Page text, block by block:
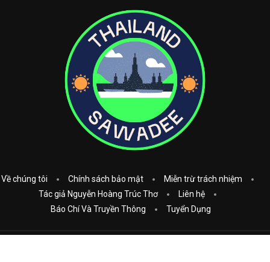
Về chúng tôi Chính sách bảo mật
Miễn trừ trách nhiệm
Tác giả Nguyễn Hoàng Trúc Thơ
Liên hệ
Báo Chí Và Truyền Thông
Tuyển Dụng